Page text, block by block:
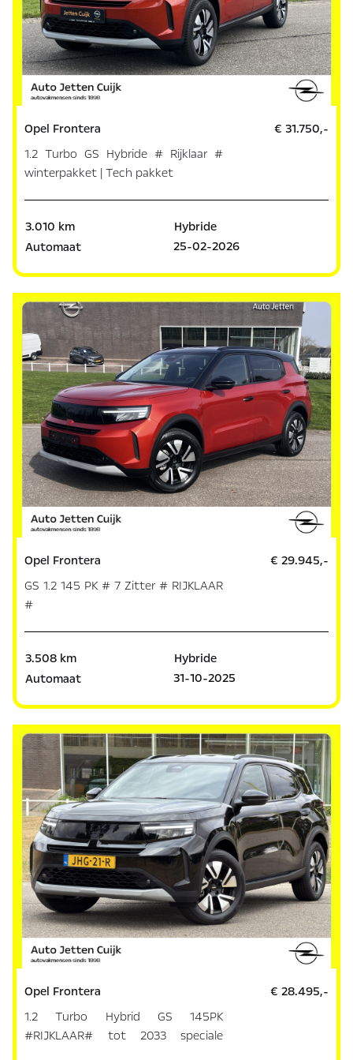
Opel Frontera
1.2 Turbo GS Hybride # Rijklaar #
winterpakket | Tech pakket
€ 31.750,-
3.010 km
Hybride
Automaat
25-02-2026
Opel Frontera
GS 1.2 145 PK # 7 Zitter # RIJKLAAR
#
€ 29.945,-
3.508 km
Hybride
Automaat
31-10-2025
Opel Frontera
1.2 Turbo Hybrid GS 145PK
#RIJKLAAR# tot 2033 speciale
€ 28.495,-